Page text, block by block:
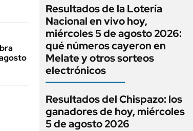
Resultados de la Lotería
Nacional en vivo hoy,
miércoles 5 de agosto 2026:
qué números cayeron en
Melate y otros sorteos
electrónicos
Resultados del Chispazo: los
ganadores de hoy, miércoles
5 de agosto 2026